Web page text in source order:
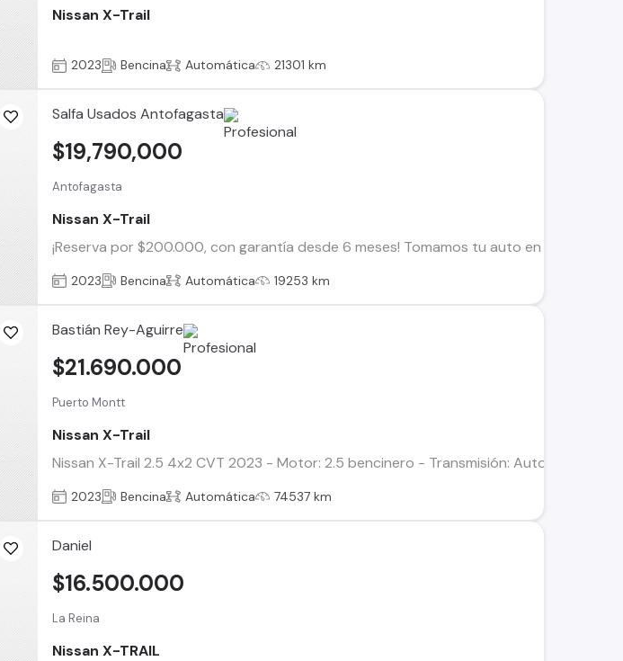
Nissan X-Trail
2023 Bencina Automática 21301 km
Salfa Usados Antofagasta
Antofagasta
Nissan X-Trail
¡Reserva por $200.000, con garantía desde 6 meses! Tomamos tu auto en parte de
$19,790,000
2023 Bencina Automática 19253 km
Bastián Rey-Aguirre
Puerto Montt
Nissan X-Trail
Nissan X-Trail 2.5 4x2 CVT 2023 - Motor: 2.5 bencinero - Transmisión: Automática
$21.690.000
2023 Bencina Automática 74537 km
Daniel
La Reina
Nissan X-TRAIL
$16.500.000